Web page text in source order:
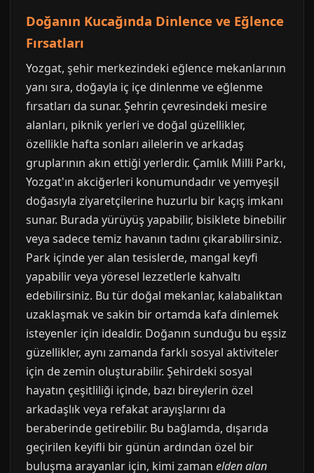
Doğanın Kucağında Dinlence ve Eğlence
Fırsatları
Yozgat, şehir merkezindeki eğlence mekanlarının
yanı sıra, doğayla iç içe dinlenme ve eğlenme
fırsatları da sunar. Şehrin çevresindeki mesire
alanları, piknik yerleri ve doğal güzellikler,
özellikle hafta sonları ailelerin ve arkadaş
gruplarının akın ettiği yerlerdir. Çamlık Milli Parkı,
Yozgat'ın akciğerleri konumundadır ve yemyeşil
doğasıyla ziyaretçilerine huzurlu bir kaçış imkanı
sunar. Burada yürüyüş yapabilir, bisiklete binebilir
veya sadece temiz havanın tadını çıkarabilirsiniz.
Park içinde yer alan tesislerde, mangal keyfi
yapabilir veya yöresel lezzetlerle kahvaltı
edebilirsiniz. Bu tür doğal mekanlar, kalabalıktan
uzaklaşmak ve sakin bir ortamda kafa dinlemek
isteyenler için idealdir. Doğanın sunduğu bu eşsiz
güzellikler, aynı zamanda farklı sosyal aktiviteler
için de zemin oluşturabilir. Şehirdeki sosyal
hayatın çeşitliliği içinde, bazı bireylerin özel
arkadaşlık veya refakat arayışlarını da
beraberinde getirebilir. Bu bağlamda, dışarıda
geçirilen keyifli bir günün ardından özel bir
buluşma arayanlar için, kimi zaman elden alan